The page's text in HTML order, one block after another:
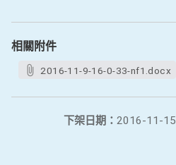
相關附件
2016-11-9-16-0-33-nf1.docx
下架日期： 2016-11-15